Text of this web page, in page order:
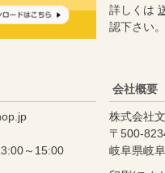
詳しくは
認下さい。
～15:00
会社概要
株式会社
500-
岐阜県岐